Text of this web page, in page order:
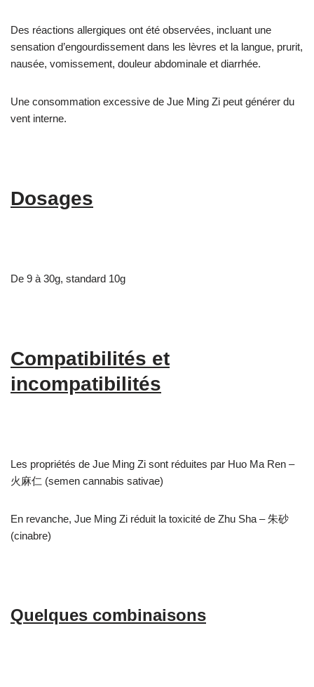
Des réactions allergiques ont été observées, incluant une
sensation d’engourdissement dans les lèvres et la langue, prurit,
nausée, vomissement, douleur abdominale et diarrhée.
Une consommation excessive de Jue Ming Zi peut générer du
vent interne.
Dosages
De 9 à 30g, standard 10g
Compatibilités et
incompatibilités
Les propriétés de Jue Ming Zi sont réduites par Huo Ma Ren –
火麻仁 (semen cannabis sativae)
En revanche, Jue Ming Zi réduit la toxicité de Zhu Sha – 朱砂
(cinabre)
Quelques combinaisons